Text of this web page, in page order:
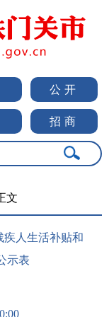
公开
招商
文
疾人生活补贴和
示表